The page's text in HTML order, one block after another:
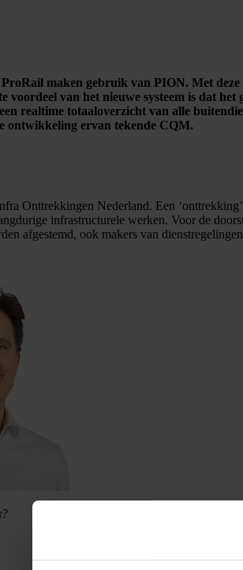
maken gebruik van PION. Met
voordeel van het nieuwe systeem is dat
realtime totaaloverzicht van alle
ontwikkeling ervan tekende CQM.
Onttrekkingen Nederland. Een
infrastructurele werken. Voor de
afgestemd, ook makers van